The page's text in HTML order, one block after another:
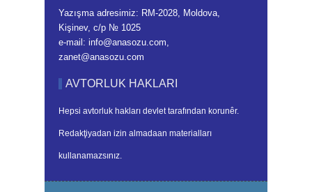
Yazışma adresimiz: RM-2028, Moldova,
Kişinev, c/p № 1025
e-mail: info@anasozu.com,
zanet@anasozu.com
AVTORLUK HAKLARI
Hepsi avtorluk hakları devlet tarafından korunêr.
Redakţiyadan izin almadaan materialları
kullanamazsınız.